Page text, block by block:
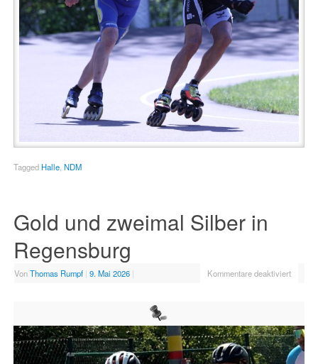
Tagged Halle, NDM
Gold und zweimal Silber in
Regensburg
VonThomas Rumpf | 9. Mai 2026 | Kommentare deaktiviert